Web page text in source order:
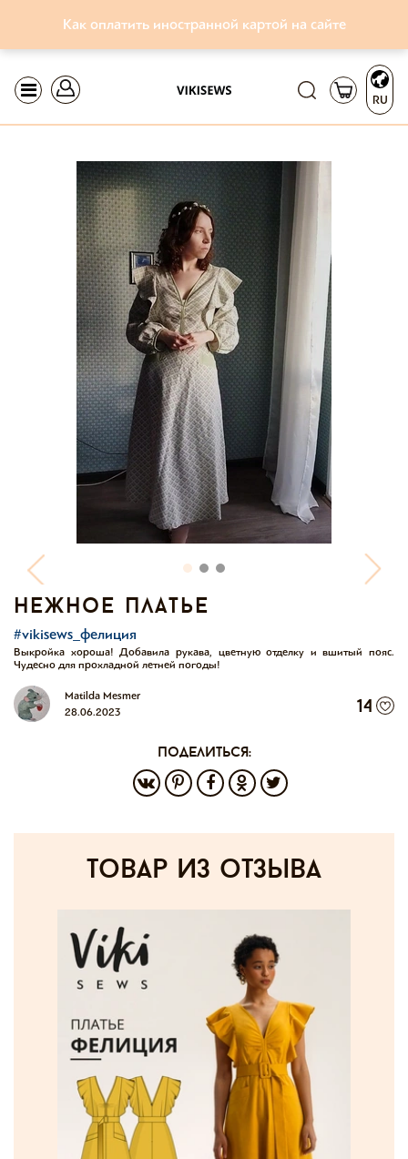
Как оплатить иностранной картой на сайте
RU
нежное платье
#vikisews_фелиция
Выкройка хороша! Добавила рукава, цветную отделку и вшитый пояс.
Чудесно для прохладной летней погоды!
Matilda Mesmer
28.06.2023
14
поделиться:
товар из отзыва